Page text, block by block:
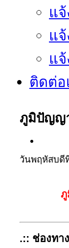
แ
แ
แ
ติดต่อ
ภูมิปัญญ
วันพฤหัสบดี
ภู
.:: ช่องทา